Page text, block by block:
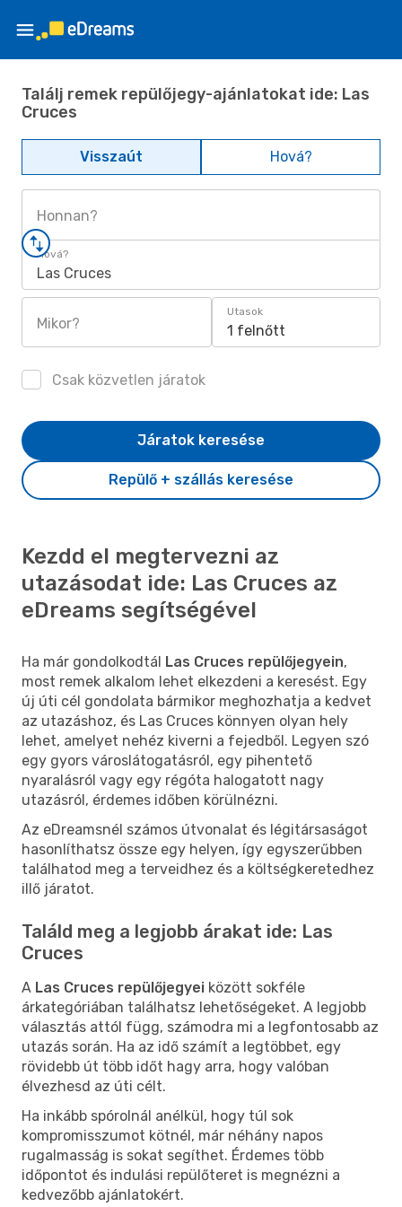
Találj remek repülőjegy-ajánlatokat ide: Las
Cruces
Visszaút Hová?
Honnan?
Hová?
Las Cruces
Mikor?
Utasok
1 felnőtt
Csak közvetlen járatok
Repülő + szállás keresése
Járatok keresése
Kezdd el megtervezni az
utazásodat ide: Las Cruces az
eDreams segítségével
Ha már gondolkodtál Las Cruces repülőjegyein,
most remek alkalom lehet elkezdeni a keresést. Egy
új úti cél gondolata bármikor meghozhatja a kedvet
az utazáshoz, és Las Cruces könnyen olyan hely
lehet, amelyet nehéz kiverni a fejedből. Legyen szó
egy gyors városlátogatásról, egy pihentető
nyaralásról vagy egy régóta halogatott nagy
utazásról, érdemes időben körülnézni.
Az eDreamsnél számos útvonalat és légitársaságot
hasonlíthatsz össze egy helyen, így egyszerűbben
találhatod meg a terveidhez és a költségkeretedhez
illő járatot.
Találd meg a legjobb árakat ide: Las
Cruces
A Las Cruces repülőjegyei között sokféle
árkategóriában találhatsz lehetőségeket. A legjobb
választás attól függ, számodra mi a legfontosabb az
utazás során. Ha az idő számít a legtöbbet, egy
rövidebb út több időt hagy arra, hogy valóban
élvezhesd az úti célt.
Ha inkább spórolnál anélkül, hogy túl sok
kompromisszumot kötnél, már néhány napos
rugalmasság is sokat segíthet. Érdemes több
időpontot és indulási repülőteret is megnézni a
kedvezőbb ajánlatokért.